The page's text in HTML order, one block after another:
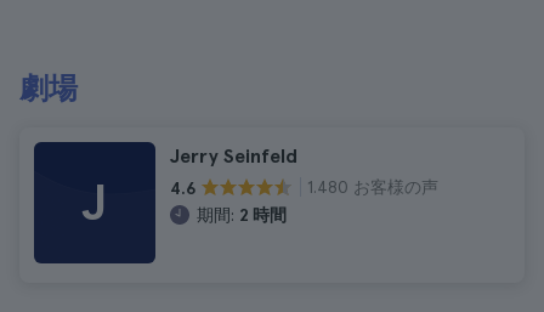
劇場
J
Jerry Seinfeld
4.6
1.480 お客様の声
期間: 2 時間